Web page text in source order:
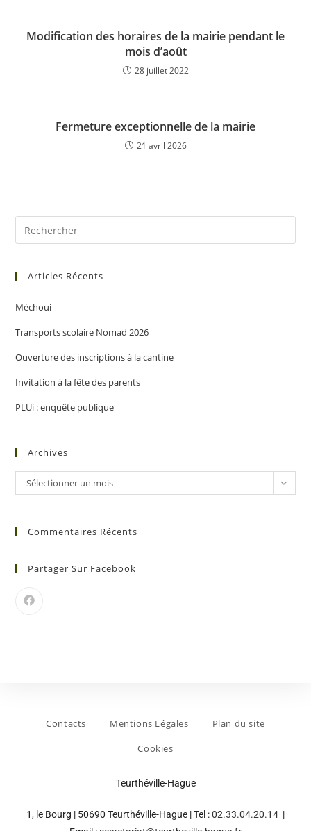
Modification des horaires de la mairie pendant le
mois d’août
28 juillet 2022
Fermeture exceptionnelle de la mairie
21 avril 2026
Articles Récents
Méchoui
Transports scolaire Nomad 2026
Ouverture des inscriptions à la cantine
Invitation à la fête des parents
PLUi : enquête publique
Archives
Sélectionner un mois
Commentaires Récents
Partager Sur Facebook
Contacts Mentions Légales
Plan du site
Cookies
Teurthéville-Hague
1, le Bourg | 50690 Teurthéville-Hague | Tel :02.33.04.20.14 |